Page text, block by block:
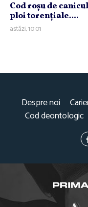
Cod roşu de
ploi torenţiale....
astăzi, 10:01
Despre noi
Cod deontologic